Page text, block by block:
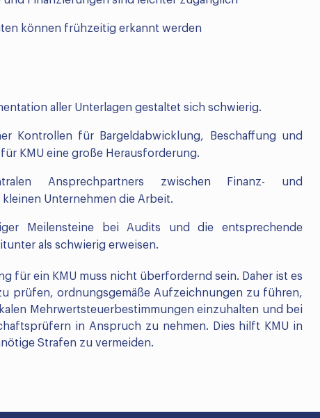
können frühzeitig erkannt werden
aller Unterlagen gestaltet sich schwierig.
Kontrollen für Bargeldabwicklung, Beschaffung und
KMU eine große Herausforderung.
Ansprechpartners zwischen Finanz- und
Unternehmen die Arbeit.
Meilensteine ​​bei Audits und die entsprechende
als schwierig erweisen.
für ein KMU muss nicht überfordernd sein. Daher ist es
prüfen, ordnungsgemäße Aufzeichnungen zu führen,
Mehrwertsteuerbestimmungen einzuhalten und bei
in Anspruch zu nehmen. Dies hilft KMU in
Strafen zu vermeiden.